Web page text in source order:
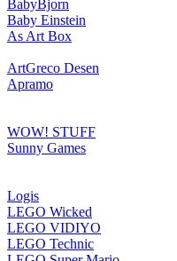
BabyBjorn
Baby Einstein
As Art Box
ArtGreco Desen
Apramo
WOW! STUFF
Sunny Games
Logis
LEGO Wicked
LEGO VIDIYO
LEGO Technic